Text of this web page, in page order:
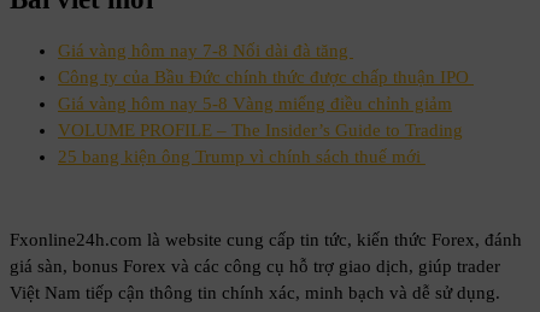
Giá vàng hôm nay 7-8 Nối dài đà tăng
Công ty của Bầu Đức chính thức được chấp thuận IPO
Giá vàng hôm nay 5-8 Vàng miếng điều chỉnh giảm
VOLUME PROFILE – The Insider’s Guide to Trading
25 bang kiện ông Trump vì chính sách thuế mới
Fxonline24h.com là website cung cấp tin tức, kiến thức Forex, đánh
giá sàn, bonus Forex và các công cụ hỗ trợ giao dịch, giúp trader
Việt Nam tiếp cận thông tin chính xác, minh bạch và dễ sử dụng.